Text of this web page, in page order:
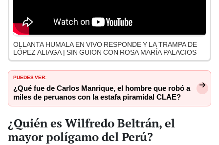
OLLANTA HUMALA EN VIVO RESPONDE Y LA TRAMPA DE
LÓPEZ ALIAGA | SIN GUION CON ROSA MARÍA PALACIOS
PUEDES VER:
¿Qué fue de Carlos Manrique, el hombre que robó a
miles de peruanos con la estafa piramidal CLAE?
¿Quién es Wilfredo Beltrán, el
mayor polígamo del Perú?